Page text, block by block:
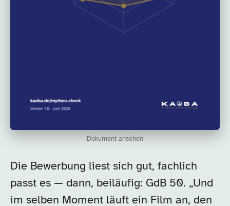
Dokument ansehen
Eine Bewerbung liegt
Die Bewerbung liest sich gut, fachlich
passt es — dann, beiläufig: GdB 50. „Und
im selben Moment läuft ein Film an, den